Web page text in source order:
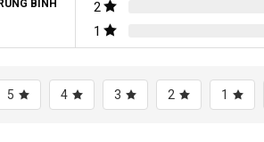
QT122 22 inch sử dụng khung làm từ
qua các đoạn đường gồ ghề, mang lại cảm
thép chắc chắn giúp phụ huynh yên tâm
BÌNH
2
1
5 4 3 2 1